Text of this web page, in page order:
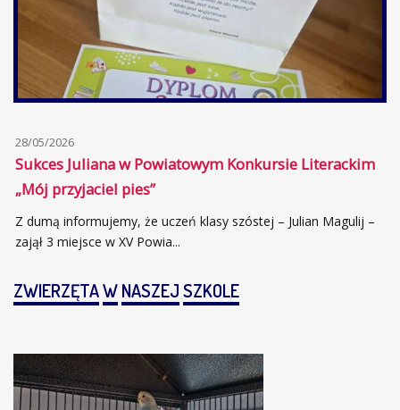
28/05/2026
Sukces Juliana w Powiatowym Konkursie Literackim
„Mój przyjaciel pies”
Z dumą informujemy, że uczeń klasy szóstej – Julian Magulij –
zajął 3 miejsce w XV Powia...
ZWIERZĘTAWNASZEJSZKOLE